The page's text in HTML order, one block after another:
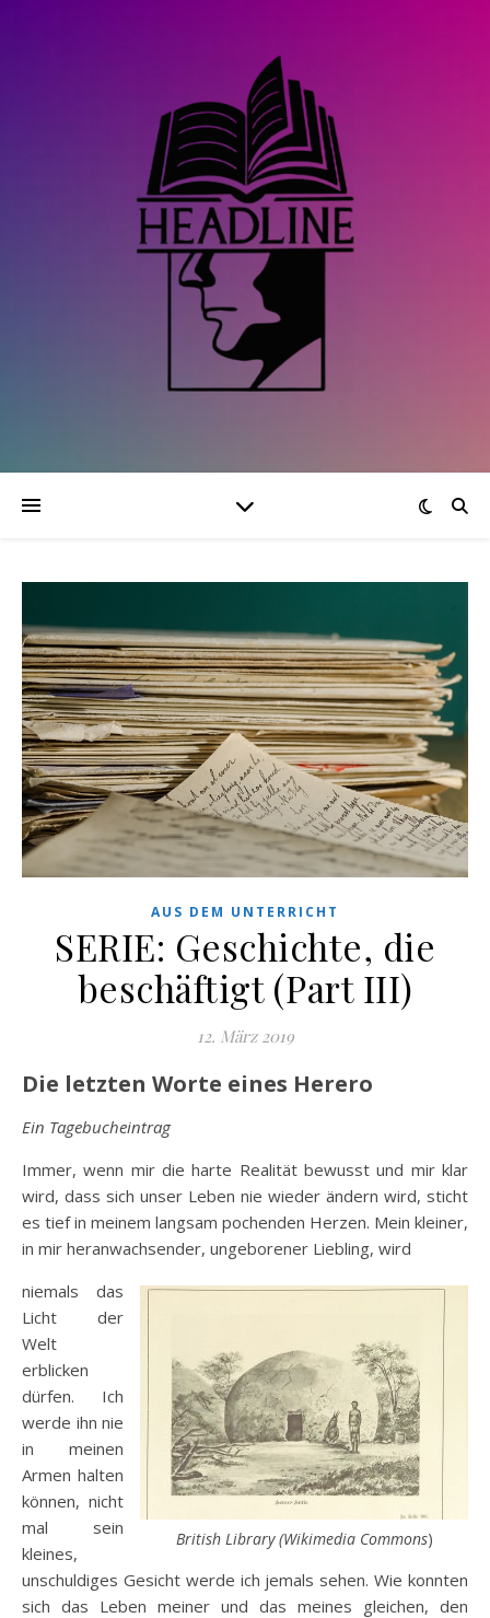
AUS DEM UNTERRICHT
SERIE: Geschichte, die
beschäftigt (Part III)
12. März 2019
Die letzten Worte eines Herero
Ein Tagebucheintrag
Immer, wenn mir die harte Realität bewusst und mir klar
wird, dass sich unser Leben nie wieder ändern wird, sticht
es tief in meinem langsam pochenden Herzen. Mein kleiner,
in mir heranwachsender, ungeborener Liebling, wird
British Library (Wikimedia Commons)
niemals das
Licht der
Welt
erblicken
dürfen. Ich
werde ihn nie
in meinen
Armen halten
können, nicht
mal sein
kleines,
unschuldiges Gesicht werde ich jemals sehen. Wie konnten
sich das Leben meiner und das meines gleichen, den